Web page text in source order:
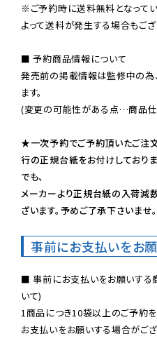
※ご予約時に送料無料となって
よって送料が発生する場合もご
■ 予約商品情報について
発売前の掲載情報は監修中の為
ます。
(変更の可能性がある点…商品仕
★一次予約でご予約頂いたご注
行の正規台紙をお付けしており
でも、
メーカーより正規台紙の入荷減
ざいます。予めご了承下さいませ。
事前にお支払いをお
■ 事前にお支払いをお願いする
いて)
1商品につき10袋以上のご予約
お支払いをお願いする場合がござ